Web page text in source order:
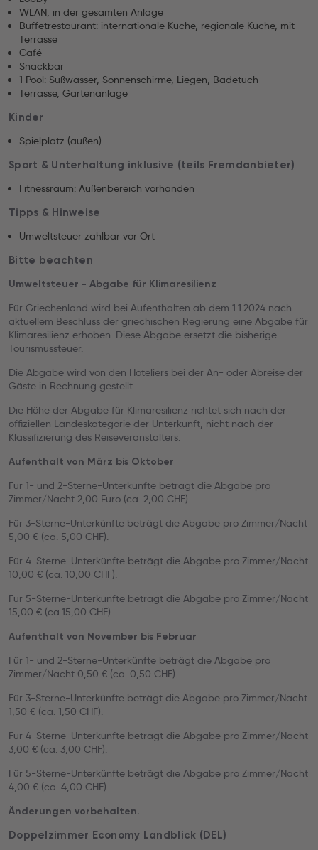
WLAN, in der gesamten Anlage
Buffetrestaurant: internationale Küche, regionale Küche, mit
Terrasse
Café
Snackbar
1 Pool: Süßwasser, Sonnenschirme, Liegen, Badetuch
Terrasse, Gartenanlage
Kinder
Spielplatz (außen)
Sport & Unterhaltung inklusive (teils Fremdanbieter)
Fitnessraum: Außenbereich vorhanden
Tipps & Hinweise
Umweltsteuer zahlbar vor Ort
Bitte beachten
Umweltsteuer - Abgabe für Klimaresilienz
Für Griechenland wird bei Aufenthalten ab dem 1.1.2024 nach
aktuellem Beschluss der griechischen Regierung eine Abgabe für
Klimaresilienz erhoben. Diese Abgabe ersetzt die bisherige
Tourismussteuer.
Die Abgabe wird von den Hoteliers bei der An- oder Abreise der
Gäste in Rechnung gestellt.
Die Höhe der Abgabe für Klimaresilienz richtet sich nach der
offiziellen Landeskategorie der Unterkunft, nicht nach der
Klassifizierung des Reiseveranstalters.
Aufenthalt von März bis Oktober
Für 1- und 2-Sterne-Unterkünfte beträgt die Abgabe pro
Zimmer/Nacht 2,00 Euro (ca. 2,00 CHF).
Für 3-Sterne-Unterkünfte beträgt die Abgabe pro Zimmer/Nacht
5,00 € (ca. 5,00 CHF).
Für 4-Sterne-Unterkünfte beträgt die Abgabe pro Zimmer/Nacht
10,00 € (ca. 10,00 CHF).
Für 5-Sterne-Unterkünfte beträgt die Abgabe pro Zimmer/Nacht
15,00 € (ca.15,00 CHF).
Aufenthalt von November bis Februar
Für 1- und 2-Sterne-Unterkünfte beträgt die Abgabe pro
Zimmer/Nacht 0,50 € (ca. 0,50 CHF).
Für 3-Sterne-Unterkünfte beträgt die Abgabe pro Zimmer/Nacht
1,50 € (ca. 1,50 CHF).
Für 4-Sterne-Unterkünfte beträgt die Abgabe pro Zimmer/Nacht
3,00 € (ca. 3,00 CHF).
Für 5-Sterne-Unterkünfte beträgt die Abgabe pro Zimmer/Nacht
4,00 € (ca. 4,00 CHF).
Änderungen vorbehalten.
Doppelzimmer Economy Landblick (DEL)